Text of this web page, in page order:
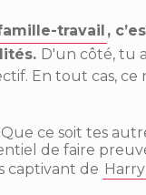
travail ,
D'un côté, tu
En tout cas, ce
Que ce soit tes
de faire
captivant de